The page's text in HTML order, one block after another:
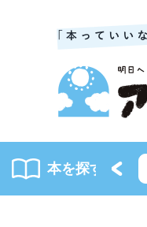
本を探す
書籍一覧